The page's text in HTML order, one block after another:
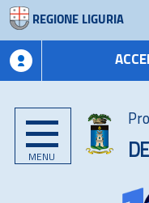
REGIONE LIGURIA
MENU